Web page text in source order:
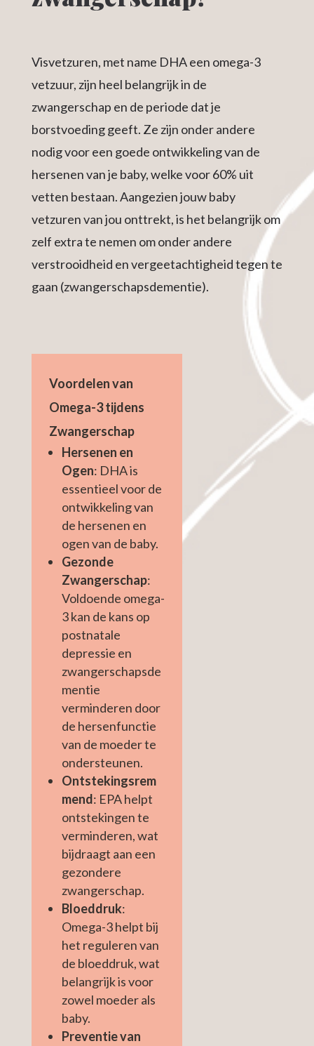
Visvetzuren, met name DHA een omega-3
vetzuur, zijn heel belangrijk in de
zwangerschap en de periode dat je
borstvoeding geeft. Ze zijn onder andere
nodig voor een goede ontwikkeling van de
hersenen van je baby, welke voor 60% uit
vetten bestaan. Aangezien jouw baby
vetzuren van jou onttrekt, is het belangrijk om
zelf extra te nemen om onder andere
verstrooidheid en vergeetachtigheid tegen te
gaan (zwangerschapsdementie).
Voordelen van
Omega-3 tijdens
Zwangerschap
Hersenen en
Ogen: DHA is
essentieel voor de
ontwikkeling van
de hersenen en
ogen van de baby.
Gezonde
Zwangerschap:
Voldoende omega-
3 kan de kans op
postnatale
depressie en
zwangerschapsde
mentie
verminderen door
de hersenfunctie
van de moeder te
ondersteunen.
Ontstekingsrem
mend: EPA helpt
ontstekingen te
verminderen, wat
bijdraagt aan een
gezondere
zwangerschap.
Bloeddruk:
Omega-3 helpt bij
het reguleren van
de bloeddruk, wat
belangrijk is voor
zowel moeder als
baby.
Preventie van